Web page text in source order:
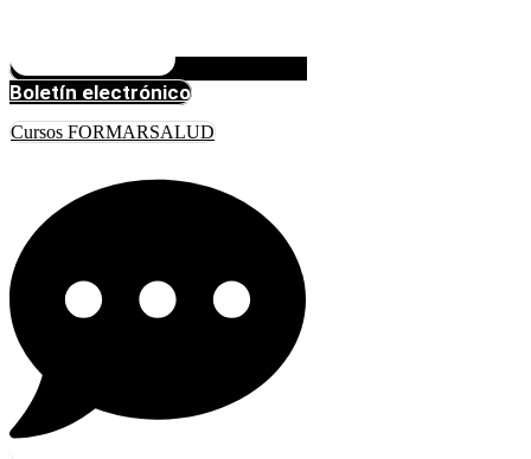
Boletín electrónico
Cursos FORMARSALUD